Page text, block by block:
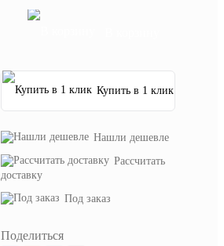
Купить в 1 клик
Нашли дешевле
Рассчитать
доставку
Под заказ
Поделиться